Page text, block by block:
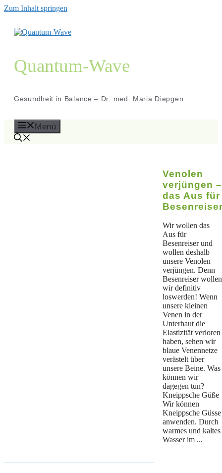
Zum Inhalt springen
Quantum-Wave
Gesundheit in Balance – Dr. med. Maria Diepgen
Menü
Venolen
verjüngen –
das Aus für
Wir wollen das
Aus für
Besenreiser und
wollen deshalb
unsere Venolen
verjüngen. Denn
Besenreiser wollen
wir definitiv
loswerden! Wenn
unsere kleinen
Venen in der
Unterhaut die
Elastizität verloren
haben, sehen wir
blaue Venennetze
verästelt über
unsere Beine. Was
können wir
dagegen tun?
Kneippsche Güße
Wir können
Kneippsche Güsse
anwenden. Durch
warmes und kaltes
Wasser im ...